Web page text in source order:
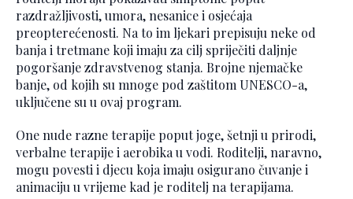
razdražljivosti, umora, nesanice i osjećaja
preopterećenosti. Na to im ljekari prepisuju neke od
banja i tretmane koji imaju za cilj spriječiti daljnje
pogoršanje zdravstvenog stanja. Brojne njemačke
banje, od kojih su mnoge pod zaštitom UNESCO-a,
uključene su u ovaj program.
One nude razne terapije poput joge, šetnji u prirodi,
verbalne terapije i aerobika u vodi. Roditelji, naravno,
mogu povesti i djecu koja imaju osigurano čuvanje i
animaciju u vrijeme kad je roditelj na terapijama.